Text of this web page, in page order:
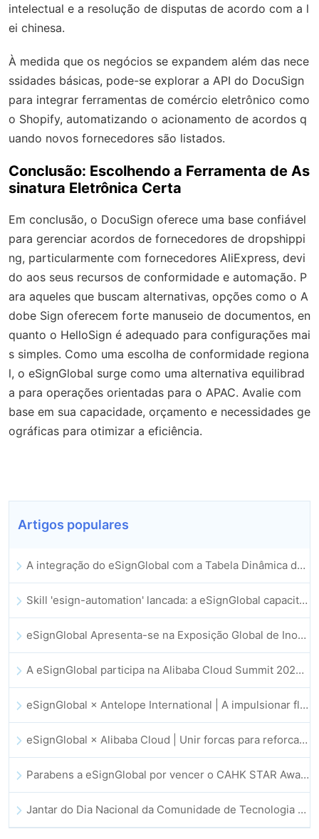
intelectual e a resolução de disputas de acordo com a l
ei chinesa.
À medida que os negócios se expandem além das nece
ssidades básicas, pode-se explorar a API do DocuSign
para integrar ferramentas de comércio eletrônico como
o Shopify, automatizando o acionamento de acordos q
uando novos fornecedores são listados.
Conclusão: Escolhendo a Ferramenta de As
sinatura Eletrônica Certa
Em conclusão, o DocuSign oferece uma base confiável
para gerenciar acordos de fornecedores de dropshippi
ng, particularmente com fornecedores AliExpress, devi
do aos seus recursos de conformidade e automação. P
ara aqueles que buscam alternativas, opções como o A
dobe Sign oferecem forte manuseio de documentos, en
quanto o HelloSign é adequado para configurações mai
s simples. Como uma escolha de conformidade regiona
l, o eSignGlobal surge como uma alternativa equilibrad
a para operações orientadas para o APAC. Avalie com
base em sua capacidade, orçamento e necessidades ge
ográficas para otimizar a eficiência.
Artigos populares
A integração do eSignGlobal com a Tabela Dinâmica do Lark é oficialmente lançada: assinatura e arquivamento automatizados de contratos eletrónicos
Skill 'esign-automation' lancada: a eSignGlobal capacita a OpenClaw com assinaturas eletrónicas automatizadas
eSignGlobal Apresenta-se na Exposição Global de Inovação GIS 2025
A eSignGlobal participa na Alibaba Cloud Summit 2025 em Hong Kong, impulsionando a inovação na cloud orientada por IA e a confiança digital
eSignGlobal × Antelope International | A impulsionar fluxos de trabalho digitais seguros e orientados por IA
eSignGlobal × Alibaba Cloud | Unir forcas para reforcar a confianca digital global no setor fintech
Parabens a eSignGlobal por vencer o CAHK STAR Award 2025!
Jantar do Dia Nacional da Comunidade de Tecnologia e Inovacao de Hong Kong